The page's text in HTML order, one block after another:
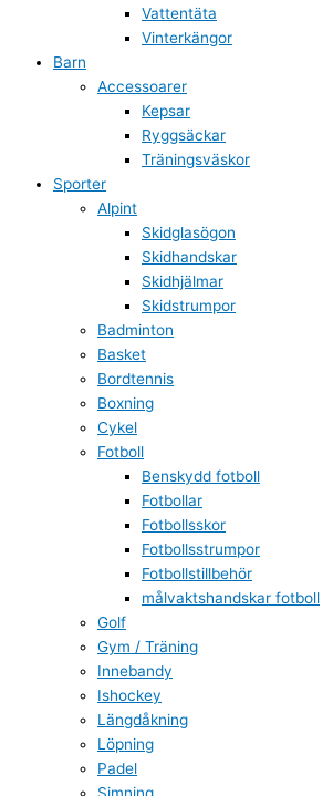
Vattentäta
Vinterkängor
Barn
Accessoarer
Kepsar
Ryggsäckar
Träningsväskor
Sporter
Alpint
Skidglasögon
Skidhandskar
Skidhjälmar
Skidstrumpor
Badminton
Basket
Bordtennis
Boxning
Cykel
Fotboll
Benskydd fotboll
Fotbollar
Fotbollsskor
Fotbollsstrumpor
Fotbollstillbehör
målvaktshandskar fotboll
Golf
Gym / Träning
Innebandy
Ishockey
Längdåkning
Löpning
Padel